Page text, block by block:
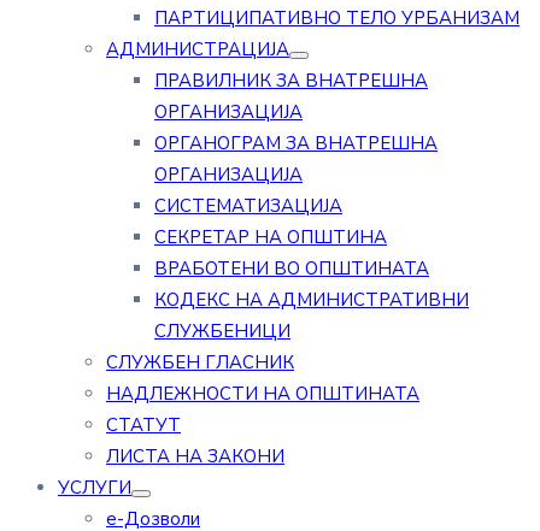
ПАРТИЦИПАТИВНО ТЕЛО УРБАНИЗАМ
АДМИНИСТРАЦИЈА
ПРАВИЛНИК ЗА ВНАТРЕШНА
ОРГАНИЗАЦИЈА
ОРГАНОГРАМ ЗА ВНАТРЕШНА
ОРГАНИЗАЦИЈА
СИСТЕМАТИЗАЦИЈА
СЕКРЕТАР НА ОПШТИНА
ВРАБОТЕНИ ВО ОПШТИНАТА
КОДЕКС НА АДМИНИСТРАТИВНИ
СЛУЖБЕНИЦИ
СЛУЖБЕН ГЛАСНИК
НАДЛЕЖНОСТИ НА ОПШТИНАТА
СТАТУТ
ЛИСТА НА ЗАКОНИ
УСЛУГИ
е-Дозволи